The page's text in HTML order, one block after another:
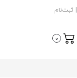
| ثبت‌نام
0